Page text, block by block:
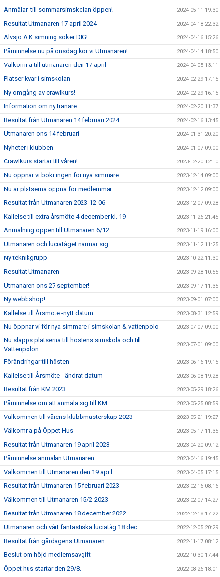
Anmälan till sommarsimskolan öppen! 2024-05-11 19:30
Resultat Utmanaren 17 april 2024 2024-04-18 22:32
Älvsjö AIK simning söker DIG! 2024-04-16 15:26
Påminnelse nu på onsdag kör vi Utmanaren! 2024-04-14 18:50
Välkomna till utmanaren den 17 april 2024-04-05 13:11
Platser kvar i simskolan 2024-02-29 17:15
Ny omgång av crawlkurs! 2024-02-29 16:15
Information om ny tränare 2024-02-20 11:37
Resultat från Utmanaren 14 februari 2024 2024-02-16 13:45
Utmanaren ons 14 februari 2024-01-31 20:20
Nyheter i klubben 2024-01-07 09:00
Crawlkurs startar till våren! 2023-12-20 12:10
Nu öppnar vi bokningen för nya simmare 2023-12-14 09:00
Nu är platserna öppna för medlemmar 2023-12-12 09:00
Resultat från Utmanaren 2023-12-06 2023-12-07 09:28
Kallelse till extra årsmöte 4 december kl. 19 2023-11-26 21:45
Anmälning öppen till Utmanaren 6/12 2023-11-19 16:00
Utmanaren och luciatåget närmar sig 2023-11-12 11:25
Ny teknikgrupp 2023-10-22 11:30
Resultat Utmanaren 2023-09-28 10:55
Utmanaren ons 27 september! 2023-09-17 11:35
Ny webbshop! 2023-09-01 07:00
Kallelse till Årsmöte -nytt datum 2023-08-31 12:59
Nu öppnar vi för nya simmare i simskolan & vattenpolo 2023-07-07 09:00
Nu släpps platserna till höstens simskola och till
Vattenpolon
2023-07-01 09:00
Förändringar till hösten 2023-06-16 19:15
Kallelse till Årsmöte - ändrat datum 2023-06-08 19:28
Resultat från KM 2023 2023-05-29 18:26
Påminnelse om att anmäla sig till KM 2023-05-25 08:59
Välkommen till vårens klubbmästerskap 2023 2023-05-21 19:27
Välkomna på Öppet Hus 2023-05-17 11:35
Resultat från Utmanaren 19 april 2023 2023-04-20 09:12
Påminnelse anmälan Utmanaren 2023-04-16 19:45
Välkommen till Utmanaren den 19 april 2023-04-05 17:15
Resultat från Utmanaren 15 februari 2023 2023-02-16 08:16
Välkommen till Utmanaren 15/2-2023 2023-02-07 14:27
Resultat från Utmanaren 18 december 2022 2022-12-18 17:22
Utmanaren och vårt fantastiska luciatåg 18 dec. 2022-12-05 20:29
Resultat från gårdagens Utmanaren 2022-11-17 08:12
Beslut om höjd medlemsavgift 2022-10-30 17:44
Öppet hus startar den 29/8. 2022-08-26 18:01